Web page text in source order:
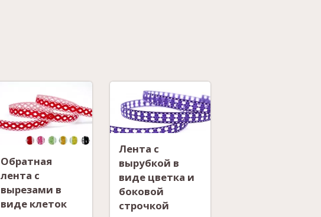
Обратная
лента с
вырезами в
виде клеток
Лента с
вырубкой в
виде цветка и
боковой
строчкой